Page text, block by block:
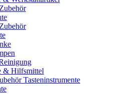
& Hilfsmittel
Tasteninstrumente